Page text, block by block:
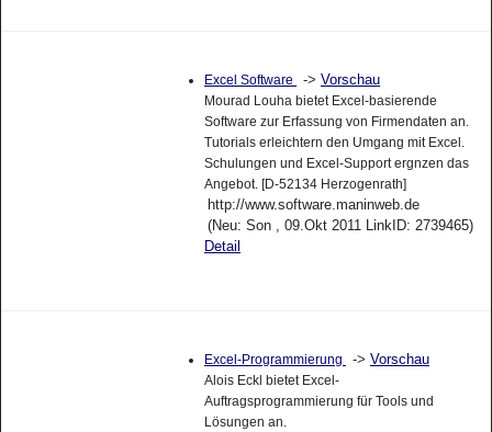
Excel Software -> Vorschau
Mourad Louha bietet Excel-basierende
Software zur Erfassung von Firmendaten an.
Tutorials erleichtern den Umgang mit Excel.
Schulungen und Excel-Support ergnzen das
Angebot. [D-52134 Herzogenrath]
http://www.software.maninweb.de
(Neu: Son , 09.Okt 2011 LinkID: 2739465)
Detail
Excel-Programmierung -> Vorschau
Alois Eckl bietet Excel-
Auftragsprogrammierung für Tools und
Lösungen an.